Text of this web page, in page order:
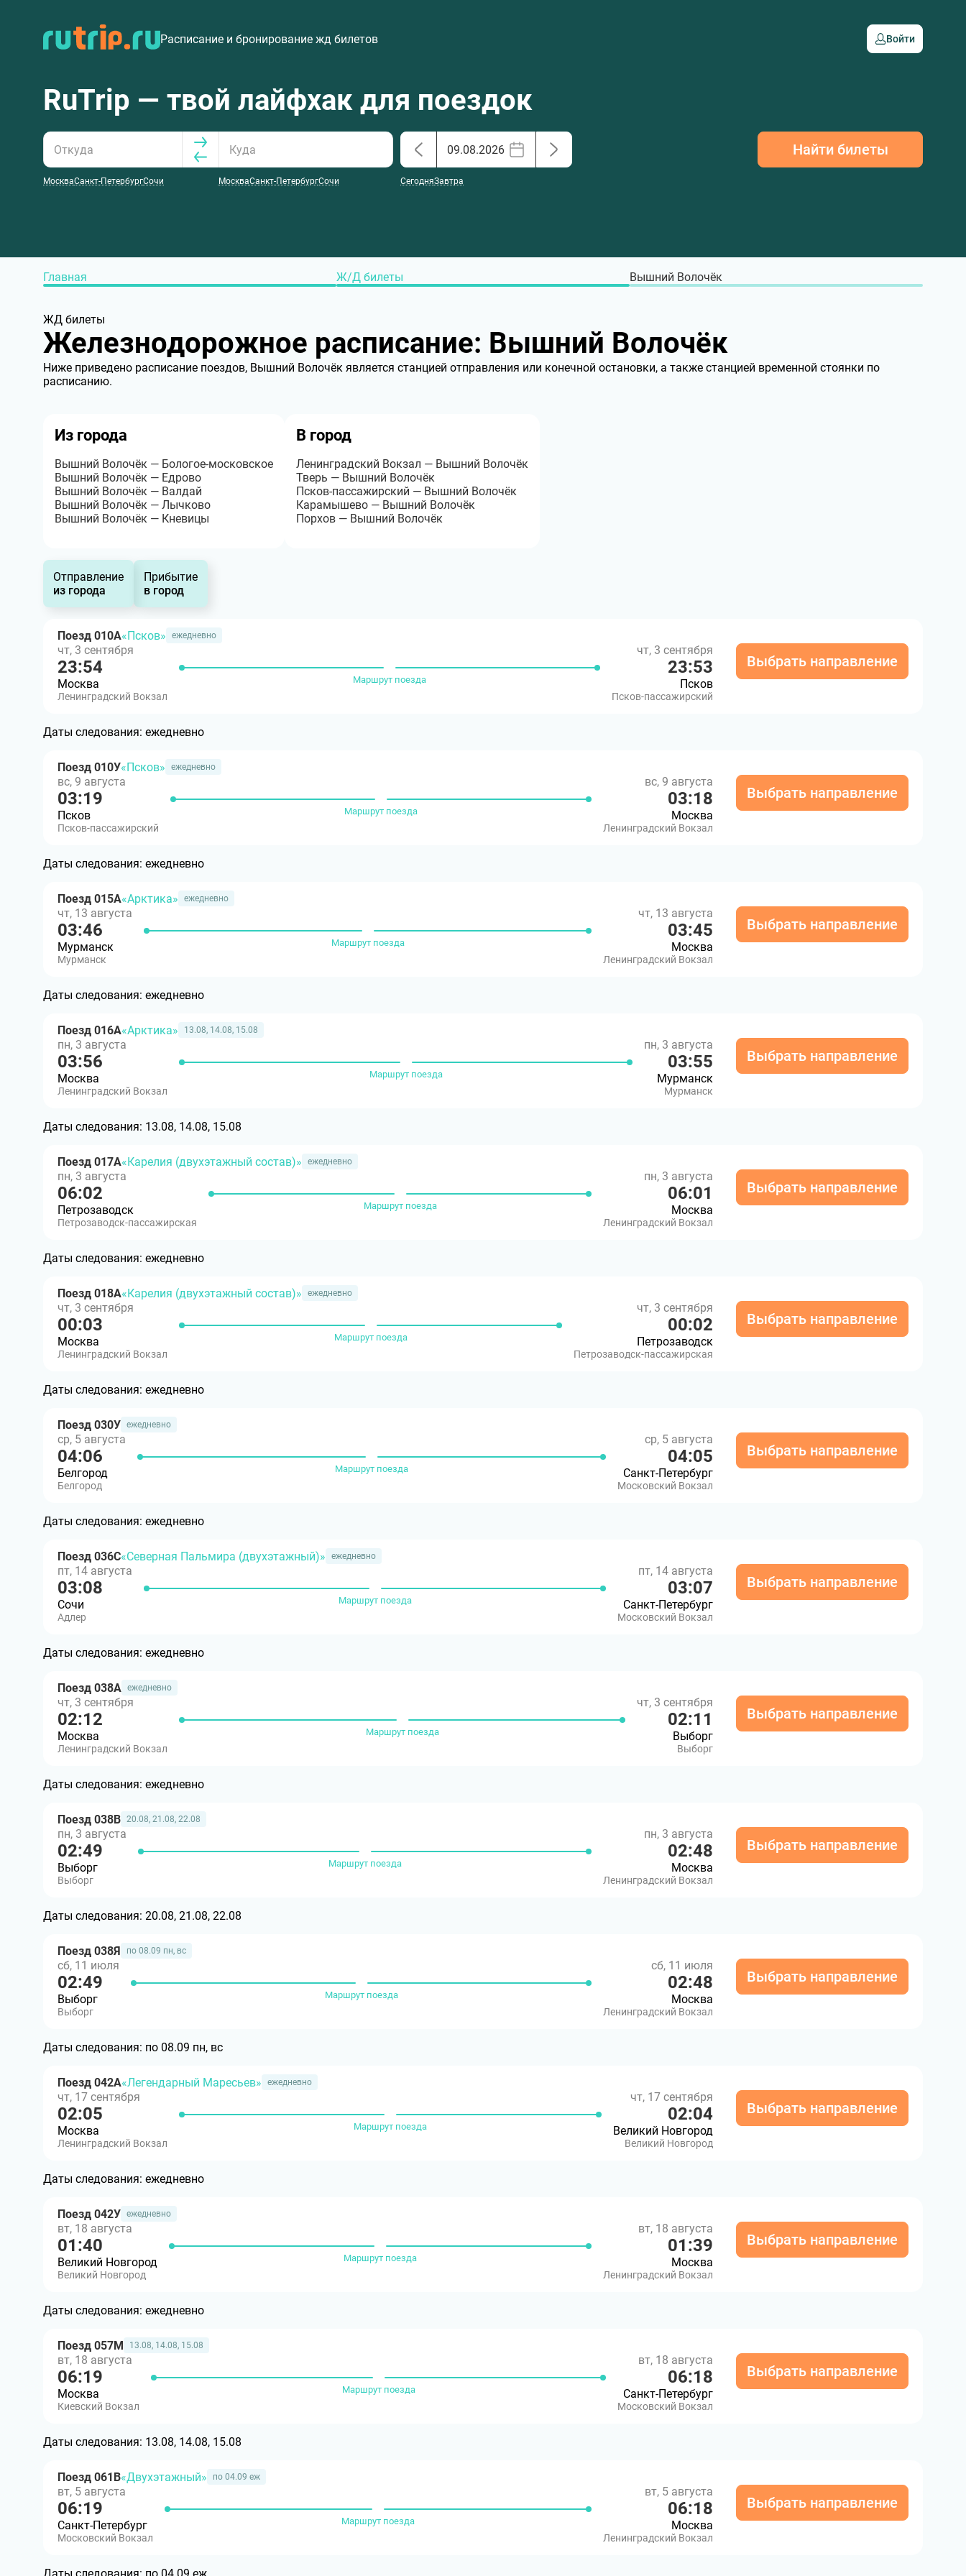
Расписание и бронирование жд билетов Войти
RuTrip — твой лайфхак для поездок
МоскваСанкт-ПетербургСочи МоскваСанкт-ПетербургСочи СегодняЗавтра
Найти билеты
Главная Ж/Д билеты Вышний Волочёк
ЖД билеты
Железнодорожное расписание: Вышний Волочёк
Ниже приведено расписание поездов, Вышний Волочёк является станцией отправления или конечной остановки, а также станцией временной стоянки по
расписанию.
Из города
Вышний Волочёк — Бологое-московское
Вышний Волочёк — Едрово
Вышний Волочёк — Валдай
Вышний Волочёк — Лычково
Вышний Волочёк — Кневицы
В город
Ленинградский Вокзал — Вышний Волочёк
Тверь — Вышний Волочёк
Псков-пассажирский — Вышний Волочёк
Карамышево — Вышний Волочёк
Порхов — Вышний Волочёк
Отправление
из города
Прибытие
в город
Поезд 010А«Псков» ежедневно
чт, 3 сентября
23:54
Москва
Ленинградский Вокзал
Маршрут поезда
чт, 3 сентября
23:53
Псков
Псков-пассажирский
Выбрать направление
Даты следования: ежедневно
Поезд 010У«Псков» ежедневно
вс, 9 августа
03:19
Псков
Псков-пассажирский
Маршрут поезда
вс, 9 августа
03:18
Москва
Ленинградский Вокзал
Выбрать направление
Даты следования: ежедневно
Поезд 015А«Арктика» ежедневно
чт, 13 августа
03:46
Мурманск
Мурманск
Маршрут поезда
чт, 13 августа
03:45
Москва
Ленинградский Вокзал
Выбрать направление
Даты следования: ежедневно
Поезд 016А«Арктика» 13.08, 14.08, 15.08
пн, 3 августа
03:56
Москва
Ленинградский Вокзал
Маршрут поезда
пн, 3 августа
03:55
Мурманск
Мурманск
Выбрать направление
Даты следования: 13.08, 14.08, 15.08
Поезд 017А«Карелия (двухэтажный состав)» ежедневно
пн, 3 августа
06:02
Петрозаводск
Петрозаводск-пассажирская
Маршрут поезда
пн, 3 августа
06:01
Москва
Ленинградский Вокзал
Выбрать направление
Даты следования: ежедневно
Поезд 018А«Карелия (двухэтажный состав)» ежедневно
чт, 3 сентября
00:03
Москва
Ленинградский Вокзал
Маршрут поезда
чт, 3 сентября
00:02
Петрозаводск
Петрозаводск-пассажирская
Выбрать направление
Даты следования: ежедневно
Поезд 030У ежедневно
ср, 5 августа
04:06
Белгород
Белгород
Маршрут поезда
ср, 5 августа
04:05
Санкт-Петербург
Московский Вокзал
Выбрать направление
Даты следования: ежедневно
Поезд 036С«Северная Пальмира (двухэтажный)» ежедневно
пт, 14 августа
03:08
Сочи
Адлер
Маршрут поезда
пт, 14 августа
03:07
Санкт-Петербург
Московский Вокзал
Выбрать направление
Даты следования: ежедневно
Поезд 038А ежедневно
чт, 3 сентября
02:12
Москва
Ленинградский Вокзал
Маршрут поезда
чт, 3 сентября
02:11
Выборг
Выборг
Выбрать направление
Даты следования: ежедневно
Поезд 038В 20.08, 21.08, 22.08
пн, 3 августа
02:49
Выборг
Выборг
Маршрут поезда
пн, 3 августа
02:48
Москва
Ленинградский Вокзал
Выбрать направление
Даты следования: 20.08, 21.08, 22.08
Поезд 038Я по 08.09 пн, вс
сб, 11 июля
02:49
Выборг
Выборг
Маршрут поезда
сб, 11 июля
02:48
Москва
Ленинградский Вокзал
Выбрать направление
Даты следования: по 08.09 пн, вс
Поезд 042А«Легендарный Маресьев» ежедневно
чт, 17 сентября
02:05
Москва
Ленинградский Вокзал
Маршрут поезда
чт, 17 сентября
02:04
Великий Новгород
Великий Новгород
Выбрать направление
Даты следования: ежедневно
Поезд 042У ежедневно
вт, 18 августа
01:40
Великий Новгород
Великий Новгород
Маршрут поезда
вт, 18 августа
01:39
Москва
Ленинградский Вокзал
Выбрать направление
Даты следования: ежедневно
Поезд 057М 13.08, 14.08, 15.08
вт, 18 августа
06:19
Москва
Киевский Вокзал
Маршрут поезда
вт, 18 августа
06:18
Санкт-Петербург
Московский Вокзал
Выбрать направление
Даты следования: 13.08, 14.08, 15.08
Поезд 061В«Двухэтажный» по 04.09 еж
вт, 5 августа
06:19
Санкт-Петербург
Московский Вокзал
Маршрут поезда
вт, 5 августа
06:18
Москва
Ленинградский Вокзал
Выбрать направление